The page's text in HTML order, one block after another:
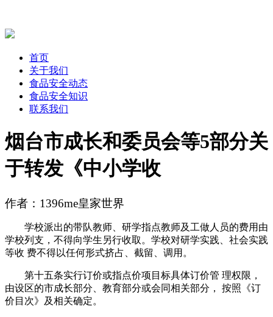
首页
关于我们
食品安全动态
食品安全知识
联系我们
烟台市成长和委员会等5部分关
于转发《中小学收
作者：1396me皇家世界
学校派出的带队教师、研学指点教师及工做人员的费用由
学校列支，不得向学生另行收取。学校对研学实践、社会实践
等收 费不得以任何形式挤占、截留、调用。
第十五条实行订价或指点价项目标具体订价管 理权限，
由设区的市成长部分、教育部分或会同相关部分， 按照《订
价目次》及相关确定。